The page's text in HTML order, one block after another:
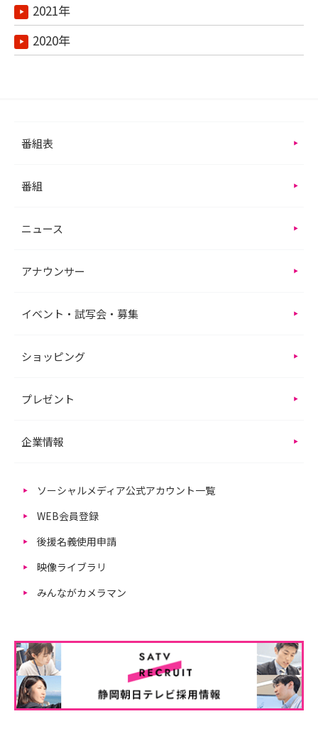
2021年
2020年
番組表
番組
ニュース
アナウンサー
イベント・試写会・募集
ショッピング
プレゼント
企業情報
ソーシャルメディア公式アカウント一覧
WEB会員登録
後援名義使用申請
映像ライブラリ
みんながカメラマン